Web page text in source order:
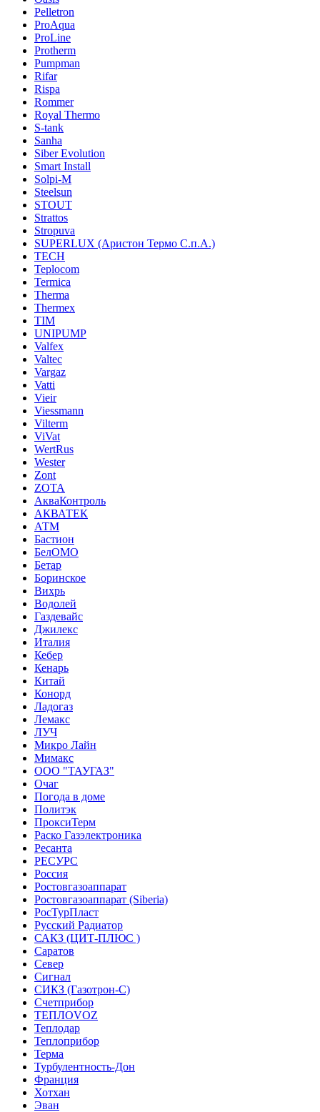
Pelletron
ProAqua
ProLine
Protherm
Pumpman
Rifar
Rispa
Rommer
Royal Thermo
S-tank
Sanha
Siber Evolution
Smart Install
Solpi-M
Steelsun
STOUT
Strattos
Stropuva
SUPERLUX (Аристон Термо С.п.А.)
TECH
Teplocom
Termica
Therma
Thermex
TIM
UNIPUMP
Valfex
Valtec
Vargaz
Vatti
Vieir
Viessmann
Vilterm
ViVat
WertRus
Wester
Zont
ZOTA
АкваКонтроль
АКВАТЕК
АТМ
Бастион
БелОМО
Бетар
Боринское
Вихрь
Водолей
Газдевайс
Джилекс
Италия
Кебер
Кенарь
Китай
Конорд
Ладогаз
Лемакс
ЛУЧ
Микро Лайн
Мимакс
ООО "ТАУГАЗ"
Очаг
Погода в доме
Политэк
ПроксиТерм
Раско Газэлектроника
Ресанта
РЕСУРС
Россия
Ростовгазоаппарат
Ростовгазоаппарат (Siberia)
РосТурПласт
Русский Радиатор
САКЗ (ЦИТ-ПЛЮС )
Саратов
Север
Сигнал
СИКЗ (Газотрон-С)
Счетприбор
ТЕПЛОVOZ
Теплодар
Теплоприбор
Терма
Турбулентность-Дон
Франция
Хотхан
Эван